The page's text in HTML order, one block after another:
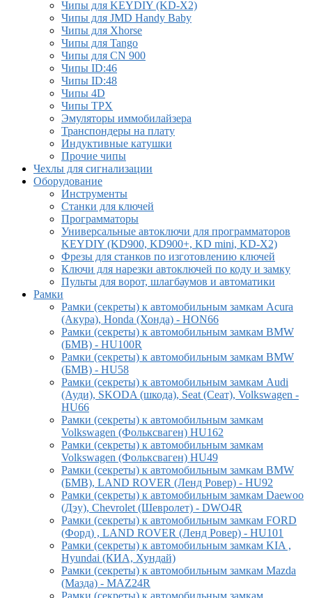
Чипы для KEYDIY (KD-X2)
Чипы для JMD Handy Baby
Чипы для Xhorse
Чипы для Tango
Чипы для CN 900
Чипы ID:46
Чипы ID:48
Чипы 4D
Чипы TPX
Эмуляторы иммобилайзера
Транспондеры на плату
Индуктивные катушки
Прочие чипы
Чехлы для сигнализации
Оборудование
Инструменты
Cтанки для ключей
Программаторы
Универсальные автоключи для программаторов
KEYDIY (KD900, KD900+, KD mini, KD-X2)
Фрезы для станков по изготовлению ключей
Ключи для нарезки автоключей по коду и замку
Пульты для ворот, шлагбаумов и автоматики
Рамки
Рамки (секреты) к автомобильным замкам Acura
(Акура), Honda (Хонда) - HON66
Рамки (секреты) к автомобильным замкам BMW
(БМВ) - HU100R
Рамки (секреты) к автомобильным замкам BMW
(БМВ) - HU58
Рамки (секреты) к автомобильным замкам Audi
(Ауди), SKODA (шкода), Seat (Сеат), Volkswagen -
HU66
Рамки (секреты) к автомобильным замкам
Volkswagen (Фольксваген) HU162
Рамки (секреты) к автомобильным замкам
Volkswagen (Фольксваген) HU49
Рамки (секреты) к автомобильным замкам BMW
(БМВ), LAND ROVER (Ленд Ровер) - HU92
Рамки (секреты) к автомобильным замкам Daewoo
(Дэу), Chevrolet (Шевролет) - DWO4R
Рамки (секреты) к автомобильным замкам FORD
(Форд) , LAND ROVER (Ленд Ровер) - HU101
Рамки (секреты) к автомобильным замкам KIA ,
Hyundai (КИА, Хундай)
Рамки (секреты) к автомобильным замкам Mazda
(Мазда) - MAZ24R
Рамки (секреты) к автомобильным замкам